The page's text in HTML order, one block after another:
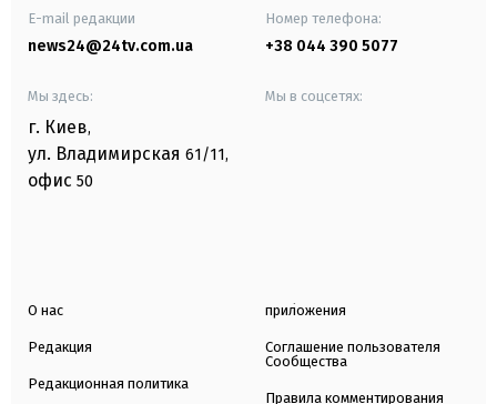
E-mail редакции
news24@24tv.com.ua
Номер телефона:
+38 044 390 5077
Мы здесь:
г. Киев,
ул. Владимирская 61/11,
офис 50
Мы в соцсетях:
О нас
Редакция
Редакционная политика
приложения
Соглашение пользователя
Сообщества
Правила комментирования